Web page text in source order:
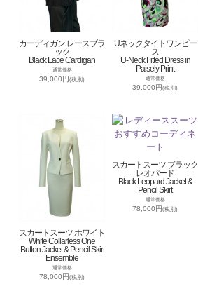
カーディガン レースブラ
ック
Black Lace Cardigan
通常価格
39,000円(税別)
Uネックタイトワンピー
ス
U-Neck Fitted Dress in
Paisely Print
通常価格
39,000円(税別)
スカートスーツ ホワイト
White Collarless One
Button Jacket & Pencil Skirt
Ensemble
通常価格
78,000円(税別)
スカートスーツ ブラック
レオパード
Black Leopard Jacket &
Pencil Skirt
通常価格
78,000円(税別)